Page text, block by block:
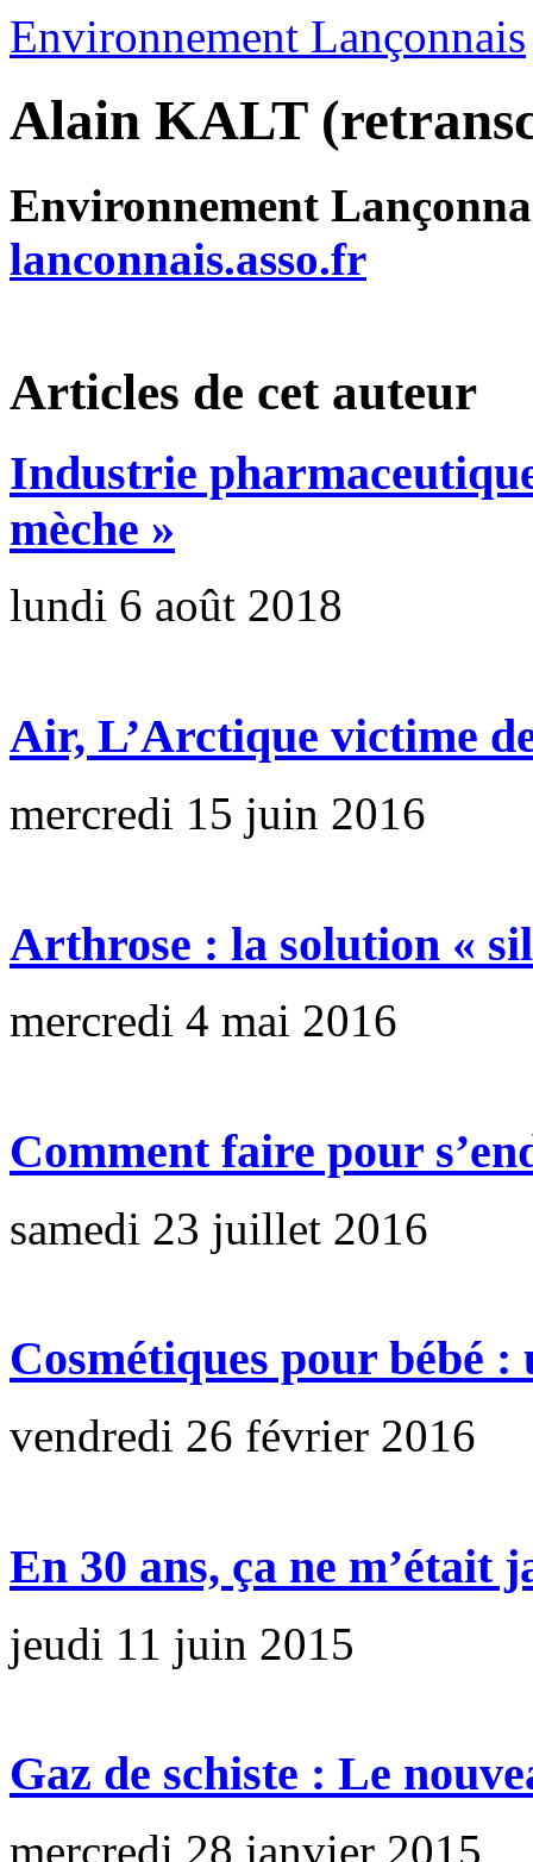
Environnement Lançonnais
Alain KALT
Environnement
lanconnais.asso.fr
Articles de cet auteur
Industrie
mèche »
lundi 6 août 2018
Air, L’Arctique victime
mercredi 15 juin 2016
Arthrose : la solution «
mercredi 4 mai 2016
Comment faire pour
samedi 23 juillet 2016
Cosmétiques pour bébé
vendredi 26 février 2016
En 30 ans, ça ne
jeudi 11 juin 2015
Gaz de schiste : Le
mercredi 28 janvier 2015